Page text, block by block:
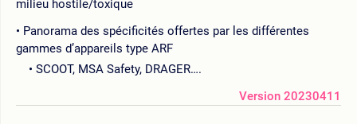
milieu hostile/toxique
Panorama des spécificités offertes par les différentes
gammes d’appareils type ARF
SCOOT, MSA Safety, DRAGER….
Version 20230411